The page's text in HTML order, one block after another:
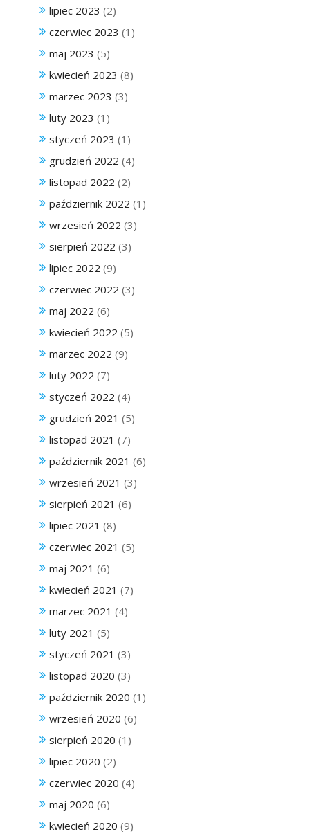
lipiec 2023 (2)
czerwiec 2023 (1)
maj 2023 (5)
kwiecień 2023 (8)
marzec 2023 (3)
luty 2023 (1)
styczeń 2023 (1)
grudzień 2022 (4)
listopad 2022 (2)
październik 2022 (1)
wrzesień 2022 (3)
sierpień 2022 (3)
lipiec 2022 (9)
czerwiec 2022 (3)
maj 2022 (6)
kwiecień 2022 (5)
marzec 2022 (9)
luty 2022 (7)
styczeń 2022 (4)
grudzień 2021 (5)
listopad 2021 (7)
październik 2021 (6)
wrzesień 2021 (3)
sierpień 2021 (6)
lipiec 2021 (8)
czerwiec 2021 (5)
maj 2021 (6)
kwiecień 2021 (7)
marzec 2021 (4)
luty 2021 (5)
styczeń 2021 (3)
listopad 2020 (3)
październik 2020 (1)
wrzesień 2020 (6)
sierpień 2020 (1)
lipiec 2020 (2)
czerwiec 2020 (4)
maj 2020 (6)
kwiecień 2020 (9)